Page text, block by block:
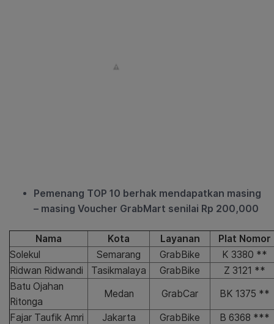
Pemenang TOP 10 berhak mendapatkan masing
– masing Voucher GrabMart senilai Rp 200,000
Nama Kota Layanan
Plat Nomor
Solekul
Semarang GrabBike
K 3380 **
Ridwan Ridwandi
Tasikmalaya GrabBike
Z 3121 **
Batu Ojahan
Ritonga
Medan GrabCar BK 1375 **
Fajar Taufik Amri Jakarta GrabBike
B 6368 ***